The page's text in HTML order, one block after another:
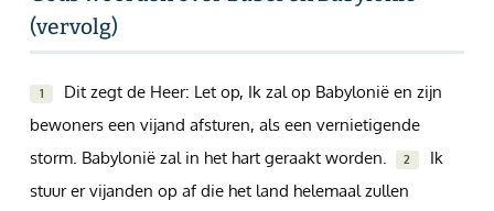
Help
Giften via PayPal
(vervolg)
1
Dit zegt de Heer: Let op, Ik zal op Babylonië en zijn
bewoners een vijand afsturen, als een vernietigende
storm. Babylonië zal in het hart geraakt worden.
2
Ik
stuur er vijanden op af die het land helemaal zullen